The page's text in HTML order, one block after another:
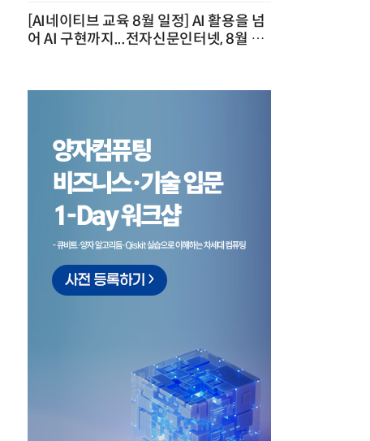
[AI네이티브 교육 8월 일정] AI 활용을 넘
어 AI 구현까지...전자신문인터넷, 8월 실